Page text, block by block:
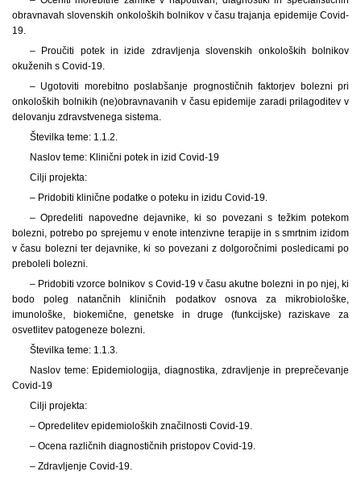
obravnavah slovenskih onkoloških bolnikov v času trajanja epidemije Covid-
19.
– Proučiti potek in izide zdravljenja slovenskih onkoloških bolnikov
okuženih s Covid-19.
– Ugotoviti morebitno poslabšanje prognostičnih faktorjev bolezni pri
onkoloških bolnikih (ne)obravnavanih v času epidemije zaradi prilagoditev v
delovanju zdravstvenega sistema.
Številka teme: 1.1.2.
Naslov teme: Klinični potek in izid Covid-19
Cilji projekta:
– Pridobiti klinične podatke o poteku in izidu Covid-19.
– Opredeliti napovedne dejavnike, ki so povezani s težkim potekom
bolezni, potrebo po sprejemu v enote intenzivne terapije in s smrtnim izidom
v času bolezni ter dejavnike, ki so povezani z dolgoročnimi posledicami po
preboleli bolezni.
– Pridobiti vzorce bolnikov s Covid-19 v času akutne bolezni in po njej, ki
bodo poleg natančnih kliničnih podatkov osnova za mikrobiološke,
imunološke, biokemične, genetske in druge (funkcijske) raziskave za
osvetlitev patogeneze bolezni.
Številka teme: 1.1.3.
Naslov teme: Epidemiologija, diagnostika, zdravljenje in preprečevanje
Covid-19
Cilji projekta:
– Opredelitev epidemioloških značilnosti Covid-19.
– Ocena različnih diagnostičnih pristopov Covid-19.
– Zdravljenje Covid-19.